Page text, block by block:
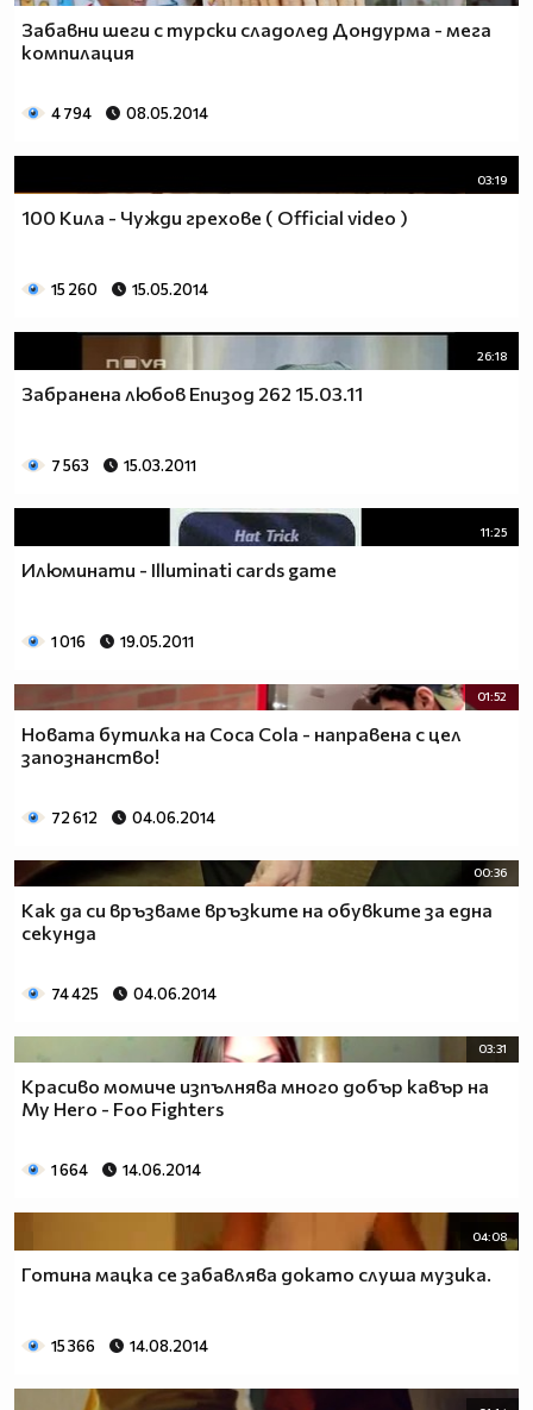
Забавни шеги с турски сладолед Дондурма - мега
компилация
4 794 08.05.2014
03:19
100 Кила - Чужди грехове ( Official video )
15 260 15.05.2014
26:18
Забранена любов Епизод 262 15.03.11
7 563 15.03.2011
11:25
Илюминати - Illuminati cards game
1 016 19.05.2011
01:52
Нoвата бутилка на Coca Cola - направена с цел
запознанство!
72 612 04.06.2014
00:36
Как да си връзваме връзките на обувките за една
секунда
74 425 04.06.2014
03:31
Красиво момиче изпълнява много добър кавър на
My Hero - Foo Fighters
1 664 14.06.2014
04:08
Готина мацка се забавлява докато слуша музика.
15 366 14.08.2014